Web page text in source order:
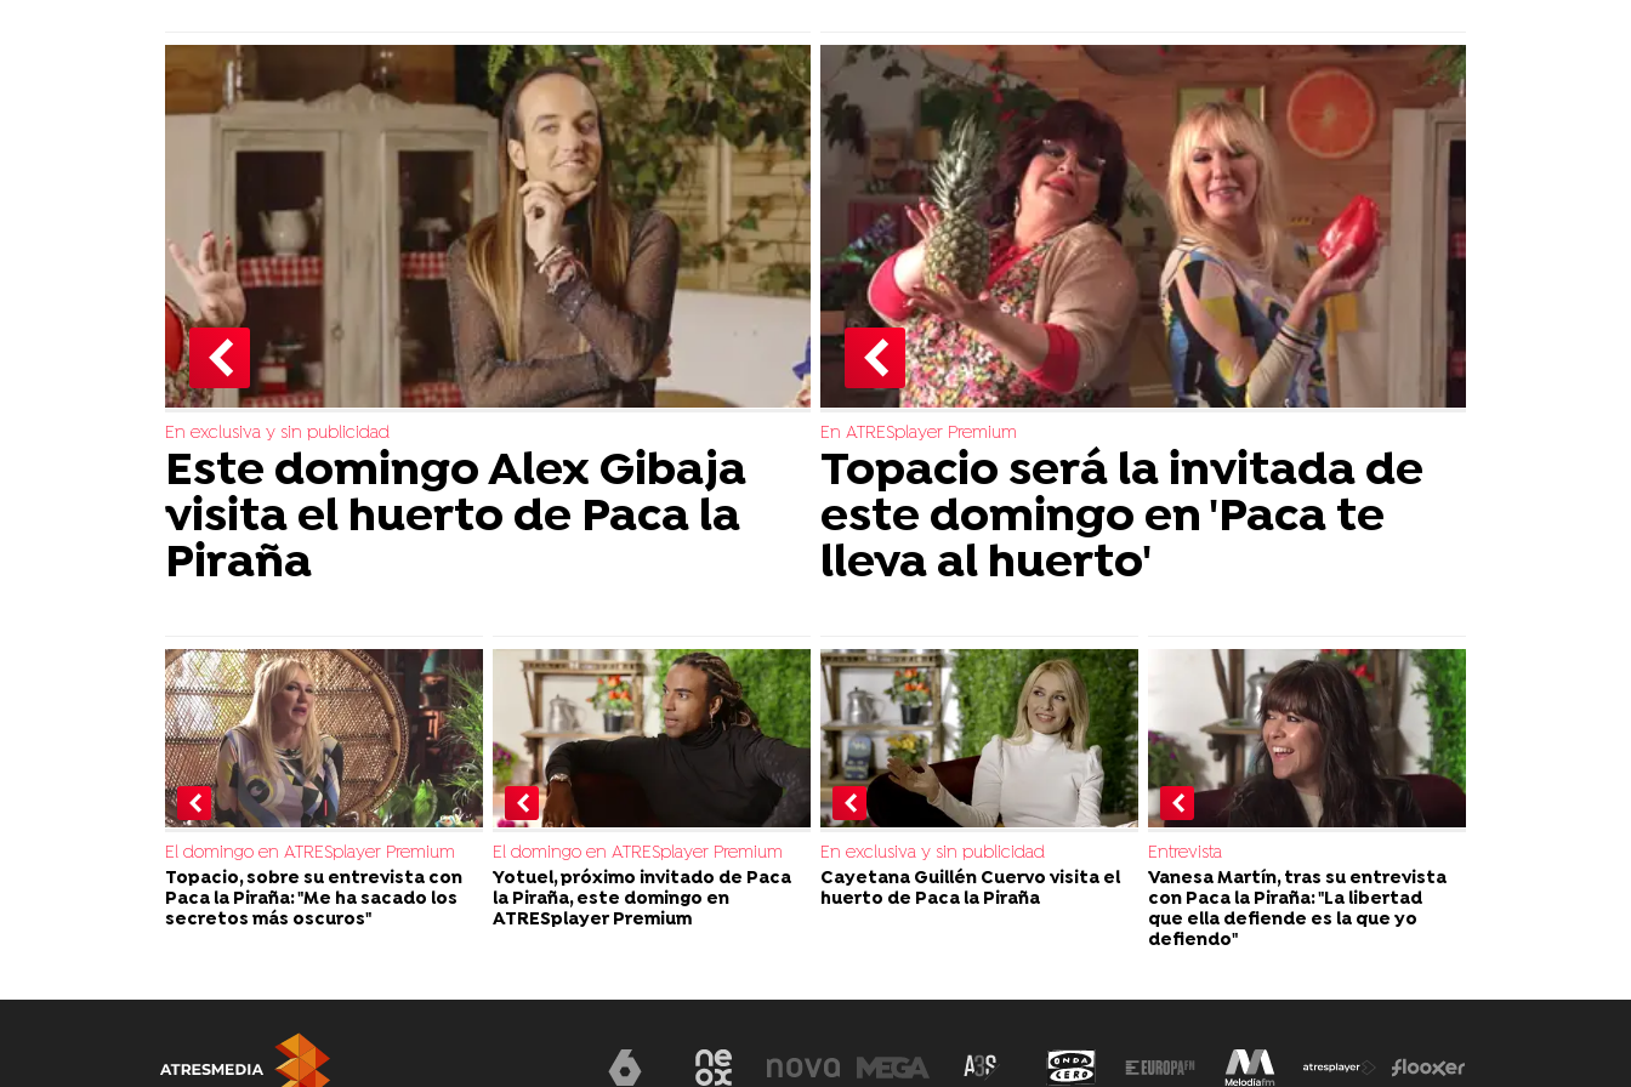
En exclusiva y sin publicidad
Este domingo Alex Gibaja
visita el huerto de Paca la
Piraña
En ATRESplayer Premium
Topacio será la invitada de
este domingo en 'Paca te
lleva al huerto'
El domingo en ATRESplayer Premium
Topacio, sobre su entrevista con
Paca la Piraña: "Me ha sacado los
secretos más oscuros"
El domingo en ATRESplayer Premium
Yotuel, próximo invitado de Paca
la Piraña, este domingo en
ATRESplayer Premium
En exclusiva y sin publicidad
Cayetana Guillén Cuervo visita el
huerto de Paca la Piraña
Entrevista
Vanesa Martín, tras su entrevista
con Paca la Piraña: "La libertad
que ella defiende es la que yo
defiendo"